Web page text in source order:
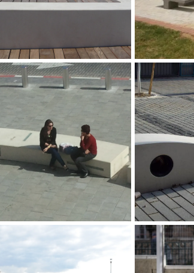
פארק נחל
שריג
ספסל פרס, מרכז פרס
ספסל מואר, עיר ימים נתניה